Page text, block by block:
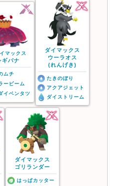
マックス
ギバナ
ムチ
ービーム
イベンタツ
ダイマックス
ウーラオス
(れんげき)
たきのぼり
アクアジェット
ダイストリーム
ダイマックス
ゴリランダー
はっぱカッター